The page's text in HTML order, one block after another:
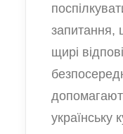
запитання,
щирі
українську